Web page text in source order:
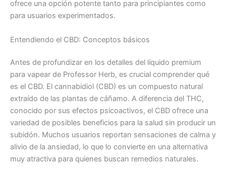
ofrece una opción potente tanto para principiantes como
para usuarios experimentados.
Entendiendo el CBD: Conceptos básicos
Antes de profundizar en los detalles del líquido premium
para vapear de Professor Herb, es crucial comprender qué
es el CBD. El cannabidiol (CBD) es un compuesto natural
extraído de las plantas de cáñamo. A diferencia del THC,
conocido por sus efectos psicoactivos, el CBD ofrece una
variedad de posibles beneficios para la salud sin producir un
subidón. Muchos usuarios reportan sensaciones de calma y
alivio de la ansiedad, lo que lo convierte en una alternativa
muy atractiva para quienes buscan remedios naturales.